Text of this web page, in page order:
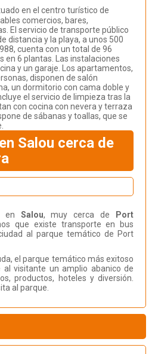
en el centro turístico de
comercios, bares,
El servicio de transporte público
distancia y la playa, a unos 500
cuenta con un total de 96
6 plantas. Las instalaciones
y un garaje. Los apartamentos,
disponen de salón
un dormitorio con cama doble y
el servicio de limpieza tras la
con cocina con nevera y terraza
de sábanas y toallas, que se
Salou cerca de
en Salou, muy cerca de Port
que existe transporte en bus
al parque temático de Port
el parque temático más exitoso
al visitante un amplio abanico de
productos, hoteles y diversión.
al parque.